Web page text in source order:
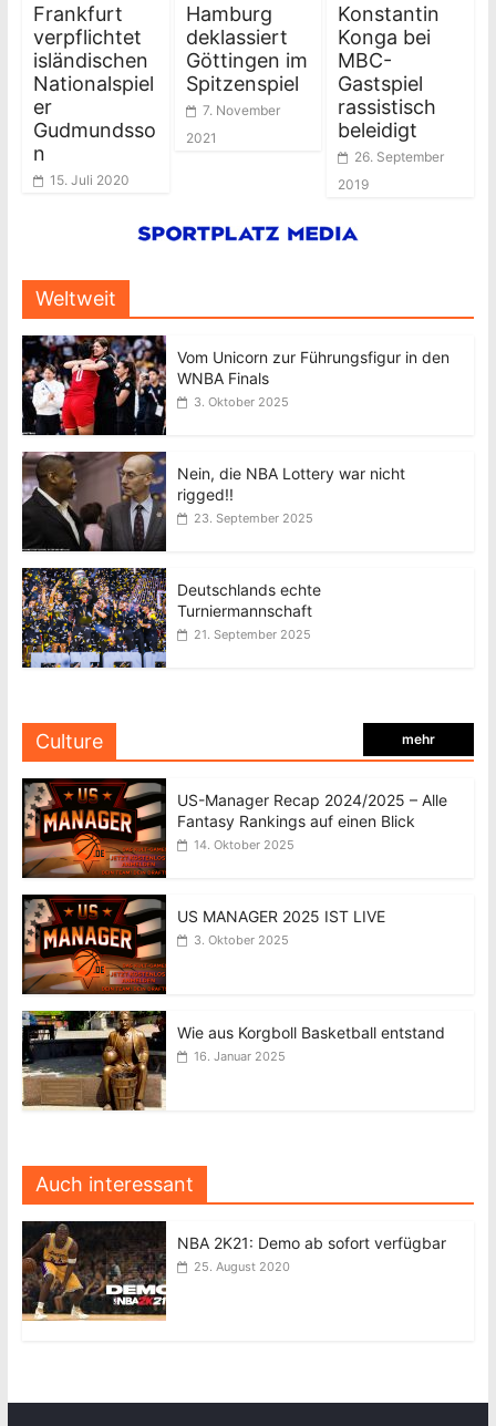
Frankfurt
verpflichtet
isländischen
Nationalspiel
er
Gudmundsso
n
15. Juli 2020
Hamburg
deklassiert
Göttingen im
Spitzenspiel
7. November
2021
Konstantin
Konga bei
MBC-
Gastspiel
rassistisch
beleidigt
26. September
2019
Weltweit
Vom Unicorn zur Führungsfigur in den
WNBA Finals
3. Oktober 2025
Nein, die NBA Lottery war nicht
rigged!!
23. September 2025
Deutschlands echte
Turniermannschaft
21. September 2025
Culture mehr
US-Manager Recap 2024/2025 – Alle
Fantasy Rankings auf einen Blick
14. Oktober 2025
US MANAGER 2025 IST LIVE
3. Oktober 2025
Wie aus Korgboll Basketball entstand
16. Januar 2025
Auch interessant
NBA 2K21: Demo ab sofort verfügbar
25. August 2020